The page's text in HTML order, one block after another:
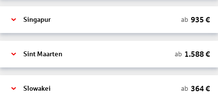
Singapur ab 935 €
Sint Maarten ab 1.588€
Slowakei ab 364€